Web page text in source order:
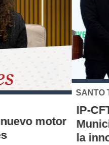
SANTO TOMÁS
IP-CFT Santo
Municipales firman
la innovación en